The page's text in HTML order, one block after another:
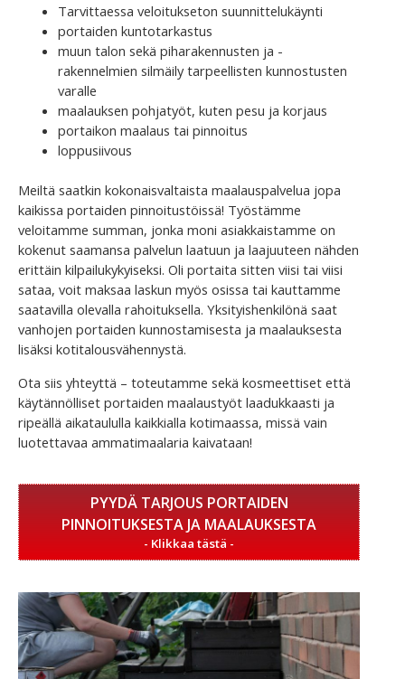
Tarvittaessa veloitukseton suunnittelukäynti
portaiden kuntotarkastus
muun talon sekä piharakennusten ja -
rakennelmien silmäily tarpeellisten kunnostusten
varalle
maalauksen pohjatyöt, kuten pesu ja korjaus
portaikon maalaus tai pinnoitus
loppusiivous
Meiltä saatkin kokonaisvaltaista maalauspalvelua jopa
kaikissa portaiden pinnoitustöissä! Työstämme
veloitamme summan, jonka moni asiakkaistamme on
kokenut saamansa palvelun laatuun ja laajuuteen nähden
erittäin kilpailukykyiseksi. Oli portaita sitten viisi tai viisi
sataa, voit maksaa laskun myös osissa tai kauttamme
saatavilla olevalla rahoituksella. Yksityishenkilönä saat
vanhojen portaiden kunnostamisesta ja maalauksesta
lisäksi kotitalousvähennystä.
Ota siis yhteyttä – toteutamme sekä kosmeettiset että
käytännölliset portaiden maalaustyöt laadukkaasti ja
ripeällä aikataululla kaikkialla kotimaassa, missä vain
luotettavaa ammatimaalaria kaivataan!
PYYDÄ TARJOUS PORTAIDEN
PINNOITUKSESTA JA MAALAUKSESTA